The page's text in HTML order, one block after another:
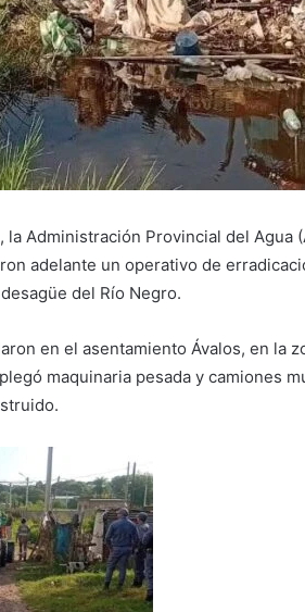
la Administración Provincial del Agua
adelante un operativo de
del Río Negro.
en el asentamiento Ávalos, en la
maquinaria pesada y camiones